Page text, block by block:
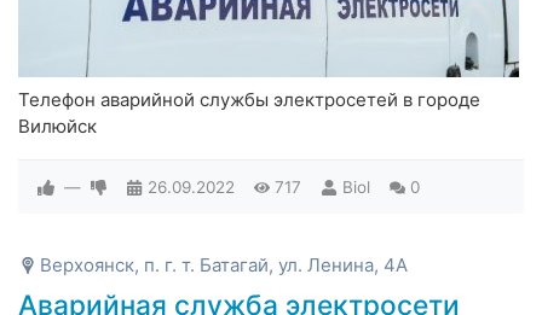
Телефон аварийной службы электросетей в городе
Вилюйск
— 26.09.2022 717 Biol 0
Верхоянск, п. г. т. Батагай, ул. Ленина, 4А
Аварийная служба электросети